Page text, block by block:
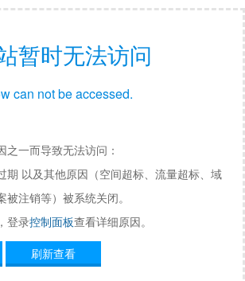
暂时无法访问
can not be accessed.
之一而导致无法访问：
期 以及其他原因（空间超标、流量超标、域
注销等）被系统关闭。
登录控制面板查看详细原因。
刷新查看